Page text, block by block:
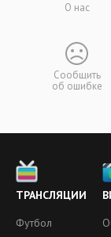
О нас
Сообщить
об ошибке
ТРАНСЛЯЦИИ
Футбол